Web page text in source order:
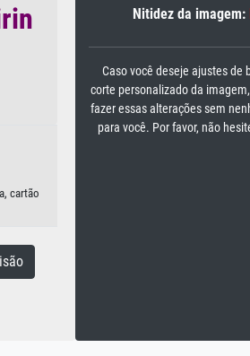
cartão
Nitidez da imagem:
Caso você deseje ajustes de
corte personalizado da
fazer essas alterações sem
para você. Por favor, não